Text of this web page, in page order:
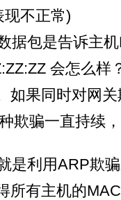
不正常)
据包是告诉主
会怎么样
如果同时对网
欺骗一直持续
利用ARP欺
所有主机的